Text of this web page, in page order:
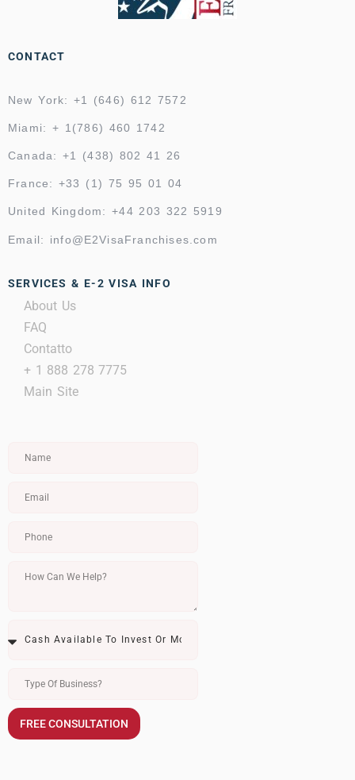
CONTACT
New York: +1 (646) 612 7572
Miami: + 1(786) 460 1742
Canada: +1 (438) 802 41 26
France: +33 (1) 75 95 01 04
United Kingdom: +44 203 322 5919
Email: info@E2VisaFranchises.com
SERVICES & E-2 VISA INFO
About Us
FAQ
Contatto
+ 1 888 278 7775
Main Site
FREE CONSULTATION